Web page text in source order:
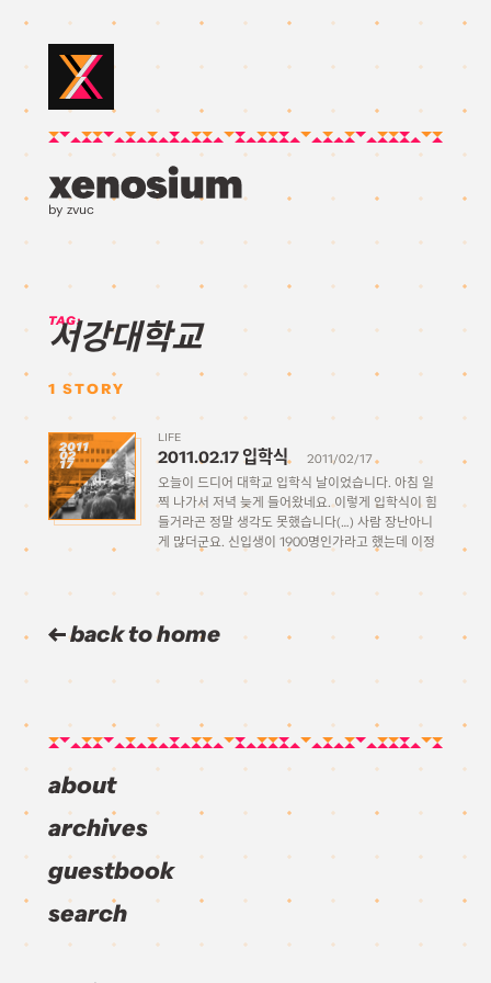
by zvuc
TAG:
서강대학교
1 STORY
2011
02
17
LIFE
2011.02.17 입학식
2011/02/17
오늘이 드디어 대학교 입학식 날이었습니다. 아침 일
찍 나가서 저녁 늦게 들어왔네요. 이렇게 입학식이 힘
들거라곤 정말 생각도 못했습니다(…) 사람 장난아니
게 많더군요. 신입생이 1900명인가라고 했는데 이정
back to home
about
archives
guestbook
search